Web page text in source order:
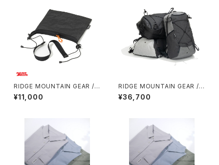
RIDGE MOUNTAIN GEAR / S
ACOCHE
¥11,000
RIDGE MOUNTAIN GEAR /
ONE MILE TRIM
¥36,700